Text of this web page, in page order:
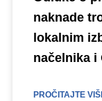
naknade
lokalnim
načelnika i
PROČITAJTE